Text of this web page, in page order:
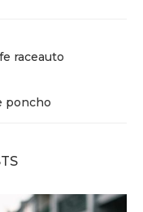
raceauto
poncho